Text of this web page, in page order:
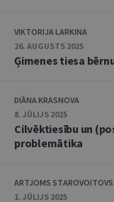
VIKTORIJA LARKINA
26. AUGUSTS 2025
Ģimenes tiesa
DIĀNA KRASNOVA
8. JŪLIJS 2025
Cilvēktiesību un
problemātika
ARTJOMS STAROVOITOVS
1. JŪLIJS 2025